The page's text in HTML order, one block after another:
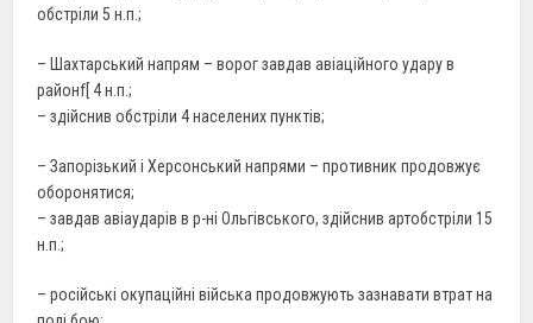
обстріли 5 н.п.;
– Шахтарський напрям – ворог завдав авіаційного удару в
районf[ 4 н.п.;
– здійснив обстріли 4 населених пунктів;
– Запорізький і Херсонський напрями – противник продовжує
оборонятися;
– завдав авіаударів в р-ні Ольгівського, здійснив артобстріли 15
н.п.;
– російські окупаційні війська продовжують зазнавати втрат на